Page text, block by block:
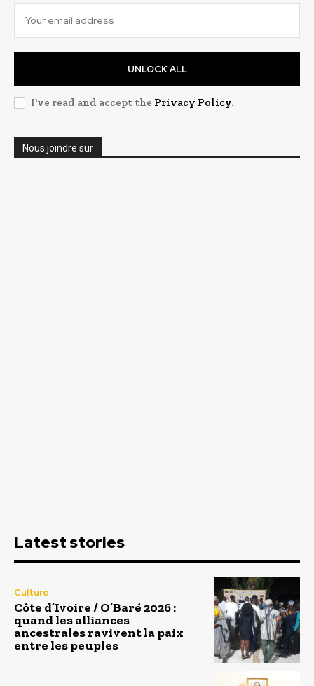
UNLOCK ALL
I've read and accept the Privacy Policy.
Nous joindre sur
Latest stories
Culture
Côte d’Ivoire / O’Baré 2026 :
quand les alliances
ancestrales ravivent la paix
entre les peuples